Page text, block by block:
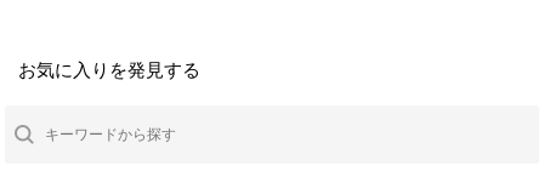
お気に入りを発見する